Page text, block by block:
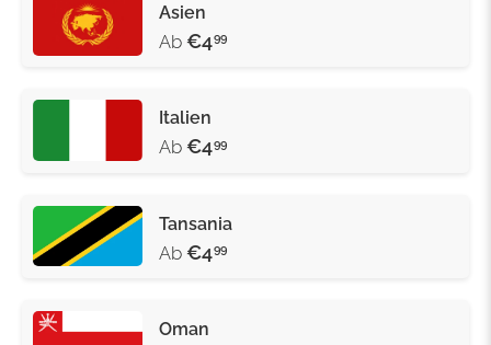
Asien
Ab €499
Italien
Ab €499
Tansania
Ab €499
Oman